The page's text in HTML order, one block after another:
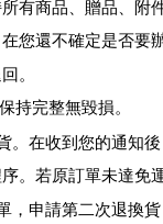
有商品、贈品、附
您還不確定是否要
。
持完整無毀損。
。在收到您的通知
若原訂單未達免
，申請第二次退換